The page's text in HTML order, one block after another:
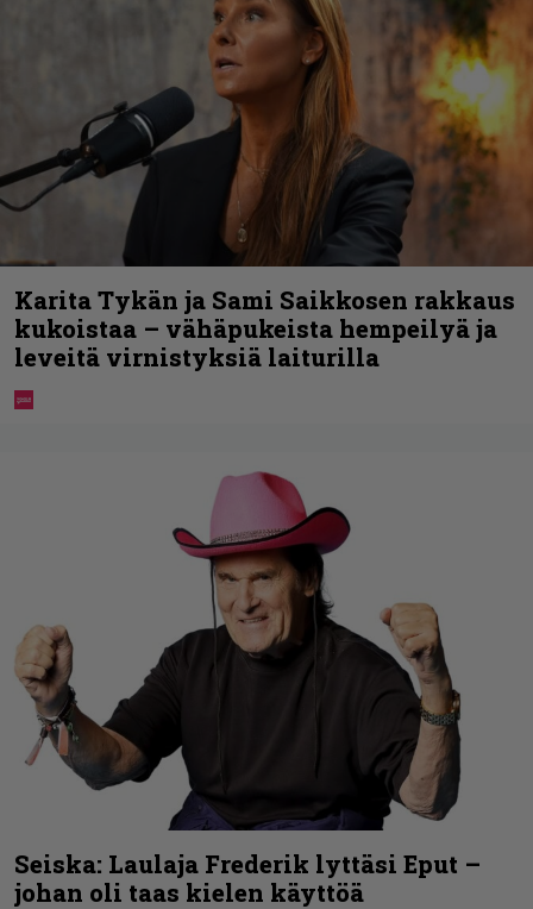
Karita Tykän ja Sami Saikkosen rakkaus
kukoistaa – vähäpukeista hempeilyä ja
leveitä virnistyksiä laiturilla
Seiska: Laulaja Frederik lyttäsi Eput –
johan oli taas kielen käyttöä